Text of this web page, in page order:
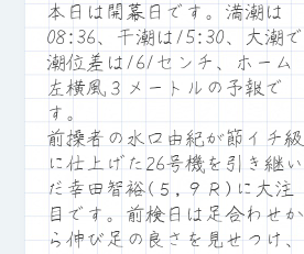
本日は開幕日です。満潮は
08:36、干潮は15:30、大潮で
潮位差は161センチ、ホーム
左横風３メートルの予報で
す。
前操者の水口由紀が節イチ級
に仕上げた26号機を引き継い
だ幸田智裕(５,９Ｒ)に大注
目です。前検日は足合わせか
ら伸び足の良さを見せつけ、